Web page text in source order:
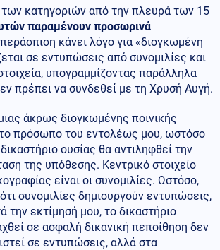
κατηγοριών από την πλευρά των 15
παραμένουν προσωρινά
κάνει λόγο για «διογκωμένη
σε εντυπώσεις από συνομιλίες και
υπογραμμίζοντας παράλληλα
πρέπει να συνδεθεί με τη Χρυσή Αυγή.
άκρως διογκωμένης ποινικής
πρόσωπο του εντολέως μου, ωστόσο
ουσίας θα αντιληφθεί την
της υπόθεσης. Κεντρικό στοιχείο
είναι οι συνομιλίες. Ωστόσο,
συνομιλίες δημιουργούν εντυπώσεις,
την εκτίμησή μου, το δικαστήριο
σε ασφαλή δικανική πεποίθηση δεν
σε εντυπώσεις, αλλά στα